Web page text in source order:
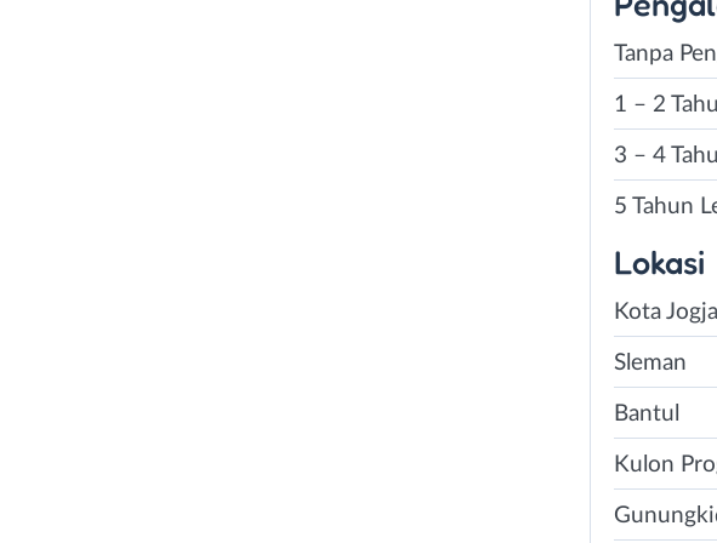
Tanpa
1 – 2
3 – 4
5 Tahun
Lokasi
Kota Jogja
Sleman
Bantul
Kulon